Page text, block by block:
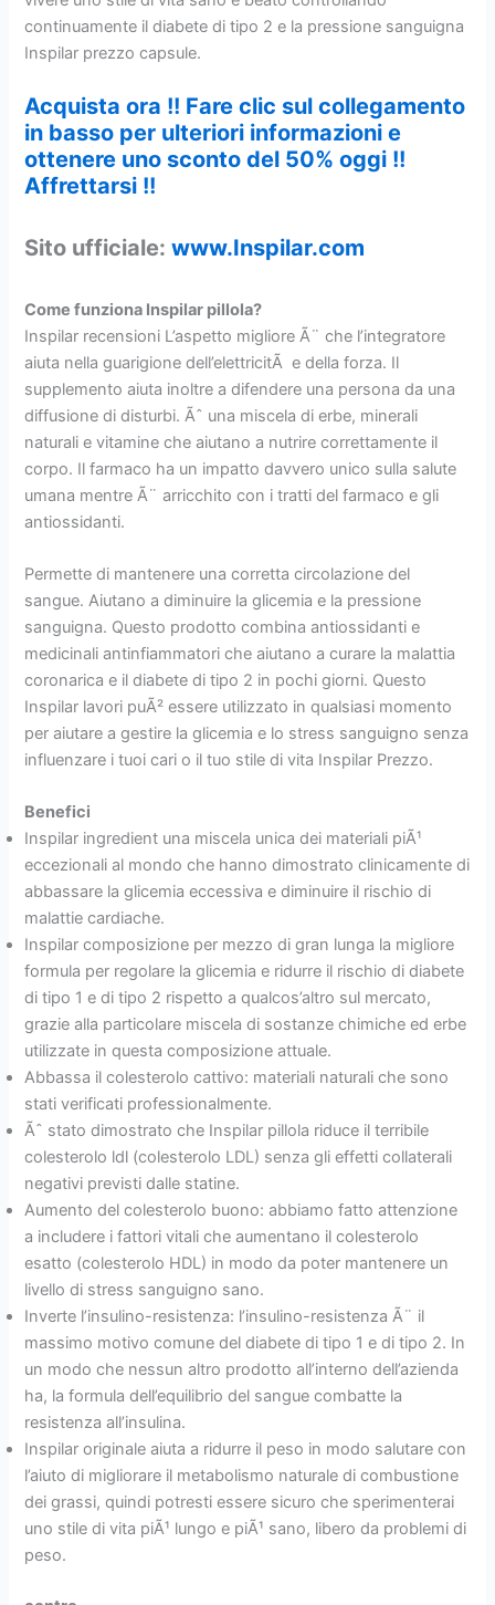
continuamente il diabete di tipo 2 e la pressione sanguigna
Inspilar prezzo capsule.
Acquista ora !! Fare clic sul collegamento
in basso per ulteriori informazioni e
ottenere uno sconto del 50% oggi !!
Affrettarsi !!
Sito ufficiale:www.Inspilar.com
Come funziona Inspilar pillola?
Inspilar recensioni L’aspetto migliore Ã¨ che l’integratore
aiuta nella guarigione dell’elettricitÃ e della forza. Il
supplemento aiuta inoltre a difendere una persona da una
diffusione di disturbi. Ãˆ una miscela di erbe, minerali
naturali e vitamine che aiutano a nutrire correttamente il
corpo. Il farmaco ha un impatto davvero unico sulla salute
umana mentre Ã¨ arricchito con i tratti del farmaco e gli
antiossidanti.
Permette di mantenere una corretta circolazione del
sangue. Aiutano a diminuire la glicemia e la pressione
sanguigna. Questo prodotto combina antiossidanti e
medicinali antinfiammatori che aiutano a curare la malattia
coronarica e il diabete di tipo 2 in pochi giorni. Questo
Inspilar lavori puÃ² essere utilizzato in qualsiasi momento
per aiutare a gestire la glicemia e lo stress sanguigno senza
influenzare i tuoi cari o il tuo stile di vita Inspilar Prezzo.
Benefici
Inspilar ingredient una miscela unica dei materiali piÃ¹
eccezionali al mondo che hanno dimostrato clinicamente di
abbassare la glicemia eccessiva e diminuire il rischio di
malattie cardiache.
Inspilar composizione per mezzo di gran lunga la migliore
formula per regolare la glicemia e ridurre il rischio di diabete
di tipo 1 e di tipo 2 rispetto a qualcos’altro sul mercato,
grazie alla particolare miscela di sostanze chimiche ed erbe
utilizzate in questa composizione attuale.
Abbassa il colesterolo cattivo: materiali naturali che sono
stati verificati professionalmente.
Ãˆ stato dimostrato che Inspilar pillola riduce il terribile
colesterolo ldl (colesterolo LDL) senza gli effetti collaterali
negativi previsti dalle statine.
Aumento del colesterolo buono: abbiamo fatto attenzione
a includere i fattori vitali che aumentano il colesterolo
esatto (colesterolo HDL) in modo da poter mantenere un
livello di stress sanguigno sano.
Inverte l’insulino-resistenza: l’insulino-resistenza Ã¨ il
massimo motivo comune del diabete di tipo 1 e di tipo 2. In
un modo che nessun altro prodotto all’interno dell’azienda
ha, la formula dell’equilibrio del sangue combatte la
resistenza all’insulina.
Inspilar originale aiuta a ridurre il peso in modo salutare con
l’aiuto di migliorare il metabolismo naturale di combustione
dei grassi, quindi potresti essere sicuro che sperimenterai
uno stile di vita piÃ¹ lungo e piÃ¹ sano, libero da problemi di
peso.